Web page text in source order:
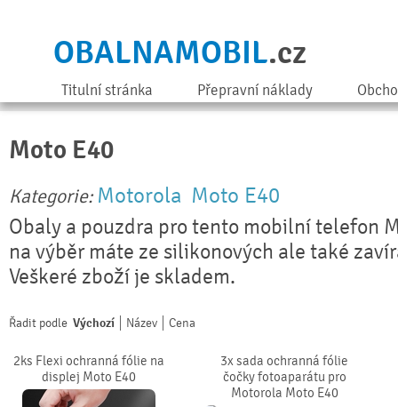
OBALNAMOBIL.cz
Titulní stránka Přepravní náklady
Moto E40
Kategorie: Motorola Moto E40
Obaly a pouzdra pro tento mobilní telefon
na výběr máte ze silikonových ale také
Veškeré zboží je skladem.
Řadit podle Výchozí Název Cena
2ks Flexi ochranná fólie na
displej Moto E40
3x sada ochranná fólie
čočky fotoaparátu pro
Motorola Moto E40